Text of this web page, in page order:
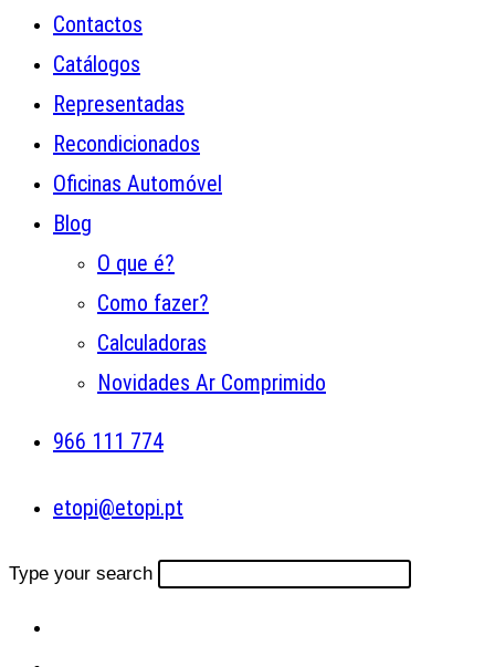
Contactos
Catálogos
Representadas
Recondicionados
Oficinas Automóvel
Blog
O que é?
Como fazer?
Calculadoras
Novidades Ar Comprimido
966 111 774
etopi@etopi.pt
Type your search